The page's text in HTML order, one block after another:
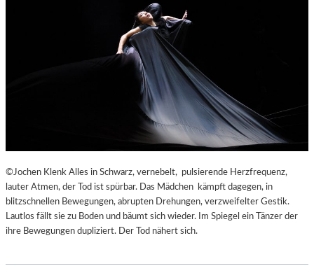
©Jochen Klenk Alles in Schwarz, vernebelt, pulsierende Herzfrequenz,
lauter Atmen, der Tod ist spürbar. Das Mädchen kämpft dagegen, in
blitzschnellen Bewegungen, abrupten Drehungen, verzweifelter Gestik.
Lautlos fällt sie zu Boden und bäumt sich wieder. Im Spiegel ein Tänzer der
ihre Bewegungen dupliziert. Der Tod nähert sich.